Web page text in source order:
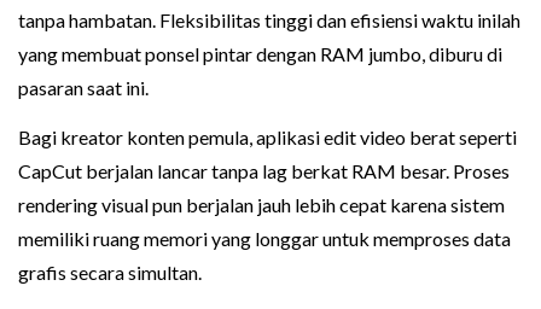
tanpa hambatan. Fleksibilitas tinggi dan efisiensi waktu inilah
yang membuat ponsel pintar dengan RAM jumbo, diburu di
pasaran saat ini.
Bagi kreator konten pemula, aplikasi edit video berat seperti
CapCut berjalan lancar tanpa lag berkat RAM besar. Proses
rendering visual pun berjalan jauh lebih cepat karena sistem
memiliki ruang memori yang longgar untuk memproses data
grafis secara simultan.